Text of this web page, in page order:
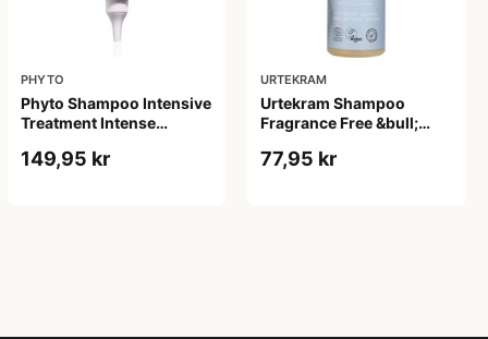
PHYTO
Phyto Shampoo Intensive
Treatment Intense
100ml.
149,95 kr
URTEKRAM
Urtekram Shampoo
Fragrance Free &bull;
77,95 kr